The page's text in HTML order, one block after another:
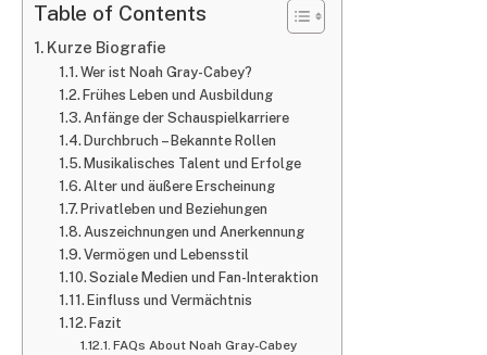
Table of Contents
Kurze Biografie
Wer ist Noah Gray-Cabey?
Frühes Leben und Ausbildung
Anfänge der Schauspielkarriere
Durchbruch – Bekannte Rollen
Musikalisches Talent und Erfolge
Alter und äußere Erscheinung
Privatleben und Beziehungen
Auszeichnungen und Anerkennung
Vermögen und Lebensstil
Soziale Medien und Fan-Interaktion
Einfluss und Vermächtnis
Fazit
FAQs About Noah Gray-Cabey